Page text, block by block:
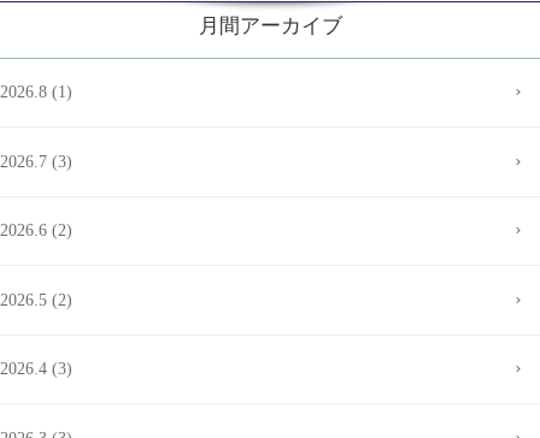
月間アーカイブ
2026.8 (1)
2026.7 (3)
2026.6 (2)
2026.5 (2)
2026.4 (3)